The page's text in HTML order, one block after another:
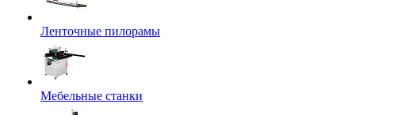
Ленточные пилорамы
Мебельные станки